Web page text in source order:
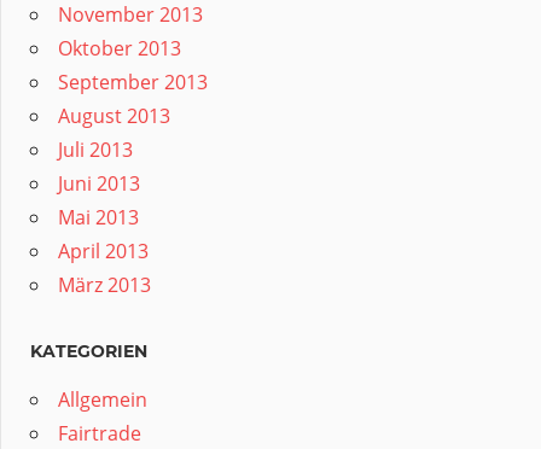
November 2013
Oktober 2013
September 2013
August 2013
Juli 2013
Juni 2013
Mai 2013
April 2013
März 2013
KATEGORIEN
Allgemein
Fairtrade